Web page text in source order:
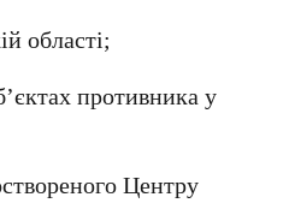
області;
противника у
Центру